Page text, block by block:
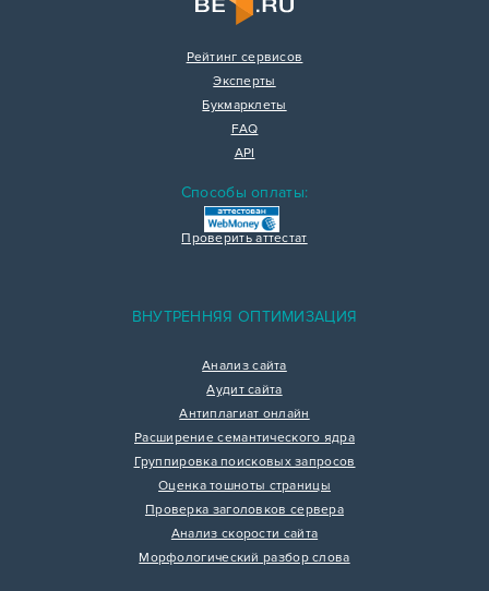
Рейтинг сервисов
Эксперты
Букмарклеты
FAQ
API
Способы оплаты:
Проверить аттестат
ВНУТРЕННЯЯ ОПТИМИЗАЦИЯ
Анализ сайта
Аудит сайта
Антиплагиат онлайн
Расширение семантического ядра
Группировка поисковых запросов
Оценка тошноты страницы
Проверка заголовков сервера
Анализ скорости сайта
Морфологический разбор слова